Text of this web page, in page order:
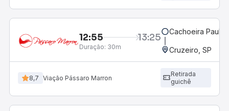
12:55 13:25
Duração: 30m
Cachoeira
Cruzeiro, SP
8,7 Viação Pássaro Marron
Retirada
guichê